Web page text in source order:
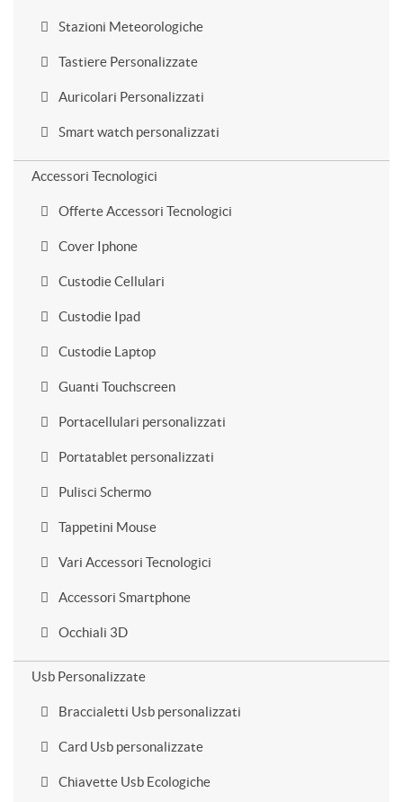
Stazioni Meteorologiche
Tastiere Personalizzate
Auricolari Personalizzati
Smart watch personalizzati
Accessori Tecnologici
Offerte Accessori Tecnologici
Cover Iphone
Custodie Cellulari
Custodie Ipad
Custodie Laptop
Guanti Touchscreen
Portacellulari personalizzati
Portatablet personalizzati
Pulisci Schermo
Tappetini Mouse
Vari Accessori Tecnologici
Accessori Smartphone
Occhiali 3D
Usb Personalizzate
Braccialetti Usb personalizzati
Card Usb personalizzate
Chiavette Usb Ecologiche